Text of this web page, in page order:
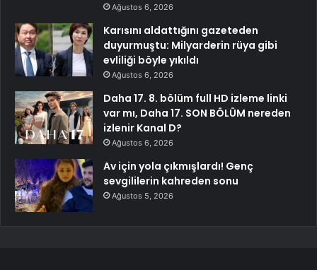
Ağustos 6, 2026
Karısını aldattığını gazeteden
duyurmuştu: Milyarderin rüya gibi
evliliği böyle yıkıldı
Ağustos 6, 2026
Daha 17. 8. bölüm full HD izleme linki
var mı, Daha 17. SON BÖLÜM nereden
izlenir Kanal D?
Ağustos 6, 2026
Av için yola çıkmışlardı! Genç
sevgililerin kahreden sonu
Ağustos 5, 2026